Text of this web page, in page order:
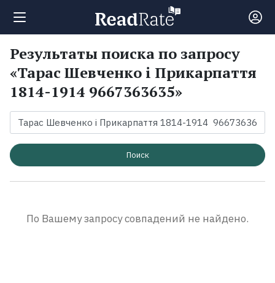
Поиск
Новости
Рейтинги
Экранизации
Результаты поиска по запросу
«Тарас Шевченко і Прикарпаття
1814-1914 9667363635»
Поиск
По Вашему запросу совпадений не найдено.